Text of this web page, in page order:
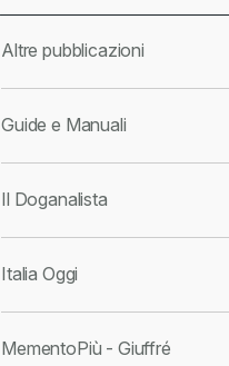
Altre pubblicazioni
Guide e Manuali
Il Doganalista
Italia Oggi
MementoPiù - Giuffré